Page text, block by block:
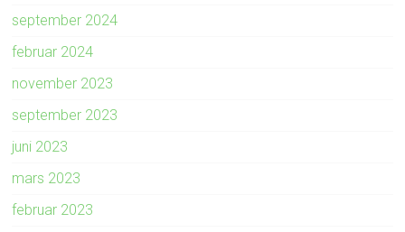
september 2024
februar 2024
november 2023
september 2023
juni 2023
mars 2023
februar 2023